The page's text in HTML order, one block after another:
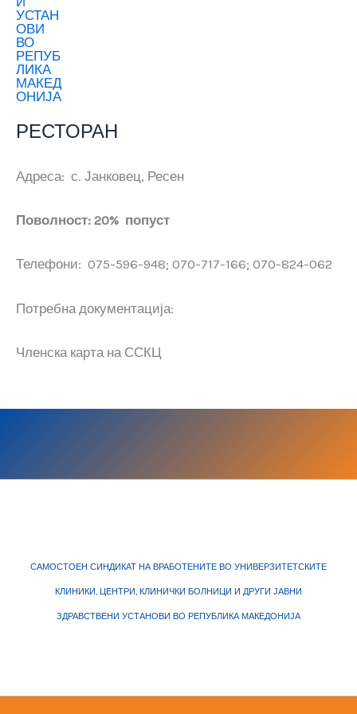
РЕСТОРАН
Адреса: с. Јанковец, Ресен
Поволност: 20% попуст
Телефони: 075-596-948; 070-717-166; 070-824-062
Потребна документација:
Членска карта на ССКЦ
САМОСТОЕН СИНДИКАТ НА ВРАБОТЕНИТЕ ВО УНИВЕРЗИТЕТСКИТЕ
КЛИНИКИ, ЦЕНТРИ, КЛИНИЧКИ БОЛНИЦИ И ДРУГИ ЈАВНИ
ЗДРАВСТВЕНИ УСТАНОВИ ВО РЕПУБЛИКА МАКЕДОНИЈА